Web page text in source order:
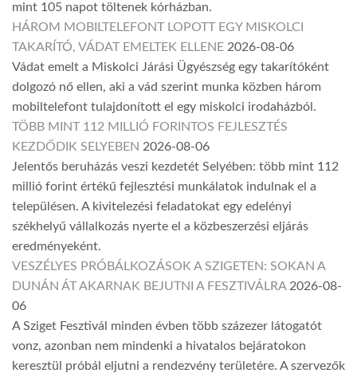
mint 105 napot töltenek kórházban.
HÁROM MOBILTELEFONT LOPOTT EGY MISKOLCI
TAKARÍTÓ, VÁDAT EMELTEK ELLENE 2026-08-06
Vádat emelt a Miskolci Járási Ügyészség egy takarítóként
dolgozó nő ellen, aki a vád szerint munka közben három
mobiltelefont tulajdonított el egy miskolci irodaházból.
TÖBB MINT 112 MILLIÓ FORINTOS FEJLESZTÉS
KEZDŐDIK SELYEBEN 2026-08-06
Jelentős beruházás veszi kezdetét Selyében: több mint 112
millió forint értékű fejlesztési munkálatok indulnak el a
településen. A kivitelezési feladatokat egy edelényi
székhelyű vállalkozás nyerte el a közbeszerzési eljárás
eredményeként.
VESZÉLYES PRÓBÁLKOZÁSOK A SZIGETEN: SOKAN A
DUNÁN ÁT AKARNAK BEJUTNI A FESZTIVÁLRA 2026-08-
06
A Sziget Fesztivál minden évben több százezer látogatót
vonz, azonban nem mindenki a hivatalos bejáratokon
keresztül próbál eljutni a rendezvény területére. A szervezők